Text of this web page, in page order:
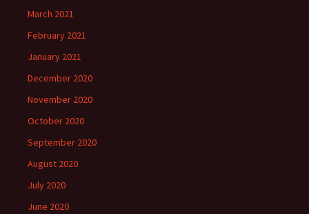
March 2021
February 2021
January 2021
December 2020
November 2020
October 2020
September 2020
August 2020
July 2020
June 2020